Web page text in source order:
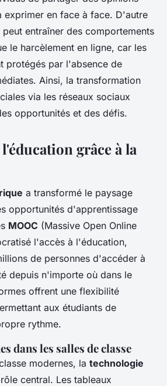
exprimer en face à face. D'autre
entraîner des comportements
le harcèlement en ligne, car les
protégés par l'absence de
Ainsi, la transformation
via les réseaux sociaux
opportunités et des défis.
grâce à la
a transformé le paysage
opportunités d'apprentissage
MOOC (Massive Open Online
l'accès à l'éducation,
de personnes d'accéder à
depuis n'importe où dans le
offrent une flexibilité
aux étudiants de
rythme.
dans les salles de classe
modernes, la technologie
central. Les tableaux